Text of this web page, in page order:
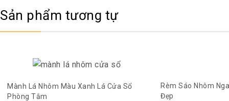
Sản phẩm tương tự
Mành Lá Nhôm Màu Xanh Lá Cửa Sổ
Phòng Tắm
Rèm Sáo Nhôm
Đẹp